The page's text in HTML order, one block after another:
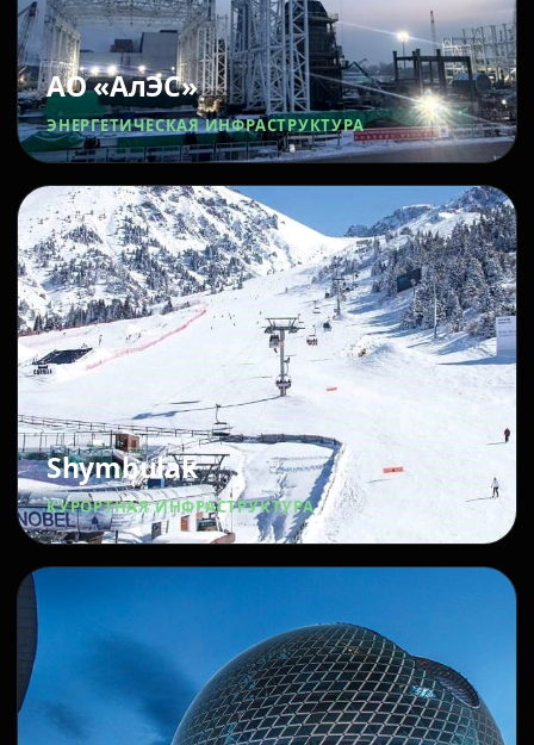
АО «АлЭС»
ЭНЕРГЕТИЧЕСКАЯ ИНФРАСТРУКТУРА
Shymbulak
КУРОРТНАЯ ИНФРАСТРУКТУРА